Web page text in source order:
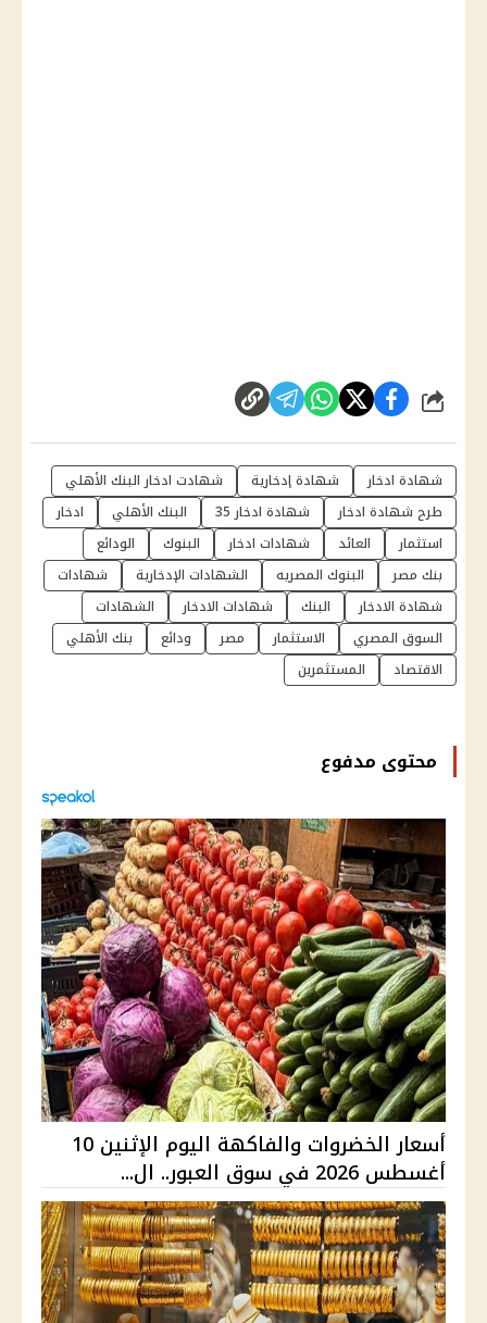
شارك
شهادة ادخار شهادة إدخارية
شهادت ادخار البنك الأهلي
طرح شهادة ادخار
شهادة ادخار 35 البنك الأهلي
ادخار
استثمار
العائد شهادات ادخار البنوك
الودائع
بنك مصر
البنوك المصريه الشهادات الإدخارية
شهادات
شهادة الادخار
البنك شهادات الادخار
الشهادات
السوق المصري
الاستثمار مصر ودائع
بنك الأهلي
الاقتصاد
المستثمرين
محتوى مدفوع
أسعار الخضروات والفاكهة اليوم الإثنين 10
أغسطس 2026 في سوق العبور.. ال...